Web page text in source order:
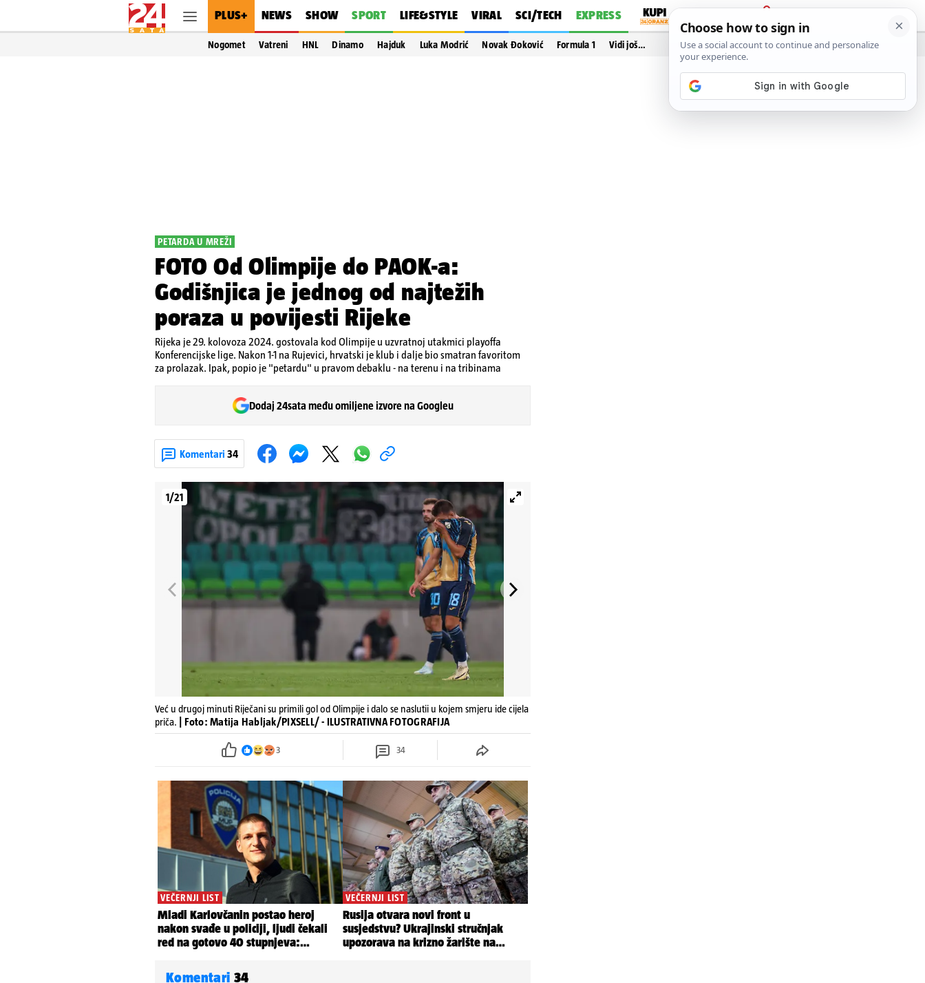
PLUS+ NEWS SHOW SPORT LIFE&STYLE VIRAL SCI/TECH EXPRESS
PRIJAVA
Nogomet Vatreni HNL Dinamo Hajduk Luka Modrić Novak Đoković Formula 1 Vidi još…
PETARDA U MREŽI
FOTO Od Olimpije do PAOK-a:
Godišnjica je jednog od najtežih
poraza u povijesti Rijeke
Rijeka je 29. kolovoza 2024. gostovala kod Olimpije u uzvratnoj utakmici playoffa
Konferencijske lige. Nakon 1-1 na Rujevici, hrvatski je klub i dalje bio smatran favoritom
za prolazak. Ipak, popio je "petardu" u pravom debaklu - na terenu i na tribinama
Dodaj 24sata među omiljene izvore na Googleu
Komentari 34
1/21
Već u drugoj minuti Riječani su primili gol od Olimpije i dalo se naslutii u kojem smjeru ide cijela
priča.
| Foto: Matija Habljak/PIXSELL/ - ILUSTRATIVNA FOTOGRAFIJA
3 34
Komentari 34